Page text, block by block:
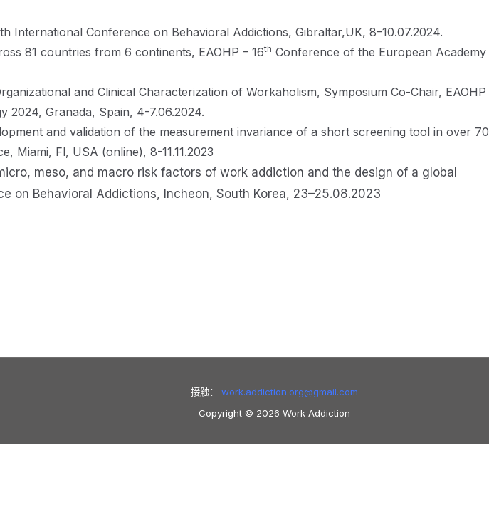
International Conference on Behavioral Addictions, Gibraltar,UK, 8–10.07.2024.
81 countries from 6 continents, EAOHP – 16th Conference of the European Academy
and Clinical Characterization of Workaholism, Symposium Co-Chair, EAOHP
2024, Granada, Spain, 4-7.06.2024.
and validation of the measurement invariance of a short screening tool in over 70
Miami, Fl, USA (online), 8-11.11.2023
meso, and macro risk factors of work addiction and the design of a global
on Behavioral Addictions, Incheon, South Korea, 23–25.08.2023
接触：work.addiction.org@gmail.com
Copyright © 2026 Work Addiction